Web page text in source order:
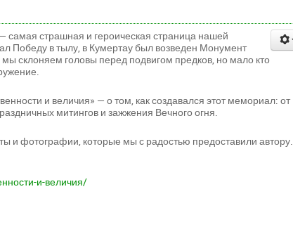
самая страшная и героическая страница нашей
Победу в тылу, в Кумертау был возведен Монумент
склоняем головы перед подвигом предков, но мало кто
и величия» — о том, как создавался этот мемориал: от
митингов и зажжения Вечного огня.
и фотографии, которые мы с радостью предоставили автору.
и-величия/